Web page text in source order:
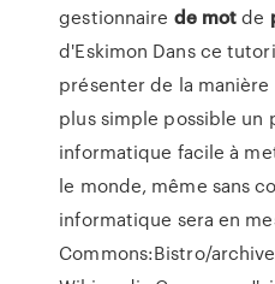
gestionnaire de motde
d'Eskimon Dans ce
présenter de la
plus simple possible
informatique facile à
le monde, même sans
informatique sera en
Commons:Bistro/